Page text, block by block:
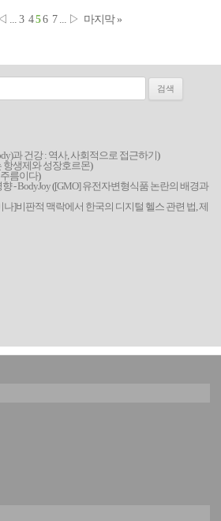
◁ ... 3 4 5 6 7 ... ▷ 마지막 »
과 건강 : 역사, 사회적으로 접근하기 )
항생제와 성장호르몬)
름이다)
- BodyJoy([GMO] 유전자변형식품 논란의 배경과
나]비판적 맥락에서 한국의 디지털 헬스 관련 법, 제